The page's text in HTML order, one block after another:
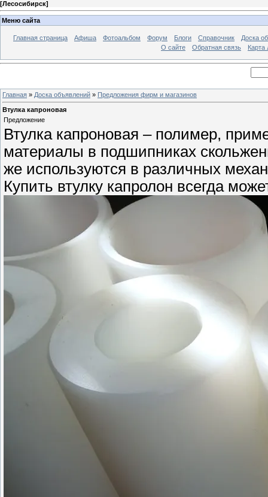
[Лесосибирск]
Меню сайта
Главная страница Афиша Фотоальбом Форум Блоги Справочник
Доска
О сайте
Обратная связь Карта
Главная » Доска объявлений » Предложения фирм и магазинов
Втулка капроновая
Предложение
Втулка капроновая – полимер,
материалы в подшипниках
же используются в различных
Купить втулку капролон всегда